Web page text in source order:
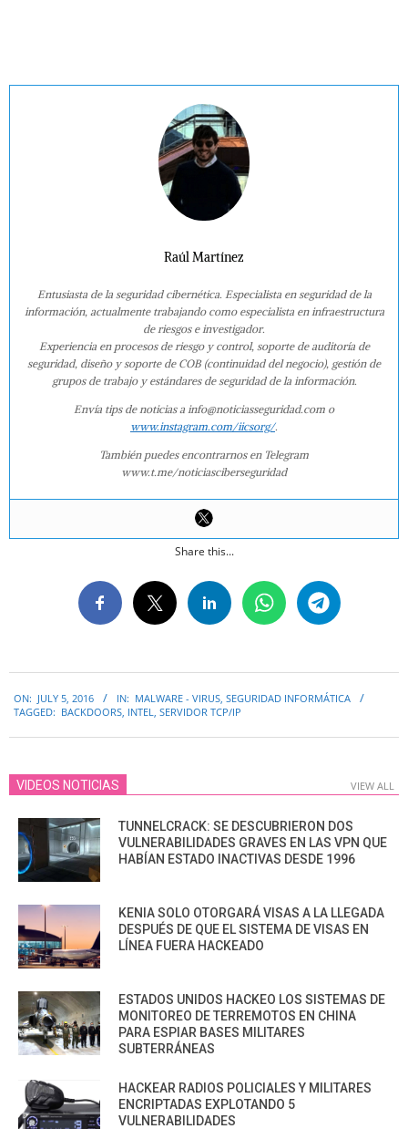
Raúl Martínez
Entusiasta de la seguridad cibernética. Especialista en seguridad de la
información, actualmente trabajando como especialista en infraestructura
de riesgos e investigador.
Experiencia en procesos de riesgo y control, soporte de auditoría de
seguridad, diseño y soporte de COB (continuidad del negocio), gestión de
grupos de trabajo y estándares de seguridad de la información.
Envía tips de noticias a info@noticiasseguridad.com o
www.instagram.com/iicsorg/.
También puedes encontrarnos en Telegram
www.t.me/noticiasciberseguridad
Share this...
07-
ON: JULY 5, 2016 IN: MALWARE - VIRUS, SEGURIDAD INFORMÁTICA
TAGGED: BACKDOORS, INTEL, SERVIDOR TCP/IP
VIDEOS NOTICIAS VIEW ALL
TUNNELCRACK: SE DESCUBRIERON DOS
VULNERABILIDADES GRAVES EN LAS VPN QUE
HABÍAN ESTADO INACTIVAS DESDE 1996
KENIA SOLO OTORGARÁ VISAS A LA LLEGADA
DESPUÉS DE QUE EL SISTEMA DE VISAS EN
LÍNEA FUERA HACKEADO
ESTADOS UNIDOS HACKEO LOS SISTEMAS DE
MONITOREO DE TERREMOTOS EN CHINA
PARA ESPIAR BASES MILITARES
SUBTERRÁNEAS
HACKEAR RADIOS POLICIALES Y MILITARES
ENCRIPTADAS EXPLOTANDO 5
VULNERABILIDADES